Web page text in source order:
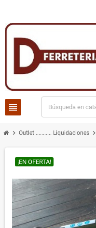
view_headline
chevron_right Outlet ........... Liquidaciones chevron_right
¡EN OFERTA!